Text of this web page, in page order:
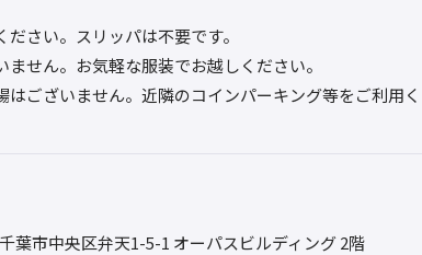
さい。スリッパは不要です。
ません。お気軽な服装でお越しください。
はございません。近隣のコインパーキング等をご利用
葉市中央区弁天1-5-1 オーパスビルディング 2階